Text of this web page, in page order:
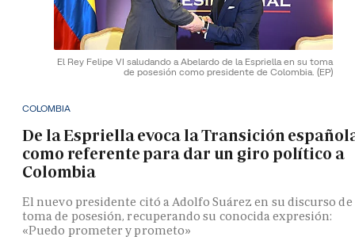
El Rey Felipe VI saludando a Abelardo de la Espriella en su toma
de posesión como presidente de Colombia. (EP)
COLOMBIA
De la Espriella evoca la Transición
como referente para dar un giro político a
Colombia
El nuevo presidente citó a Adolfo Suárez en su discurso de
toma de posesión, recuperando su conocida expresión:
«Puedo prometer y prometo»